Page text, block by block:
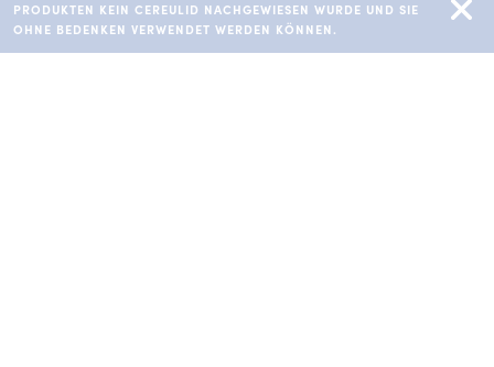
PRODUKTEN KEIN CEREULID NACHGEWIESEN WURDE UND SIE
OHNE BEDENKEN VERWENDET WERDEN KÖNNEN.